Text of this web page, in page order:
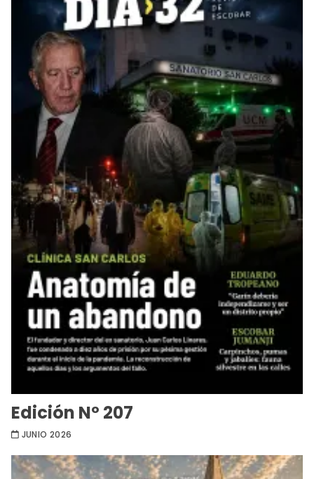
Edición Nº 207
JUNIO 2026